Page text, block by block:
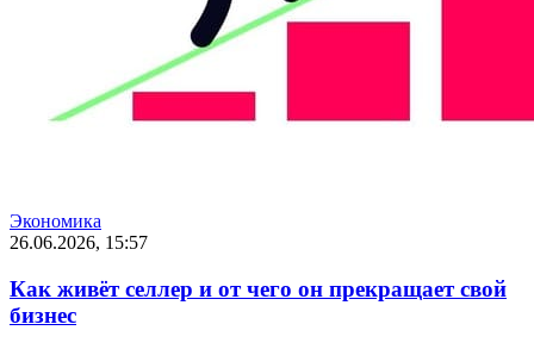
Экономика
26.06.2026, 15:57
Как живёт селлер и от чего он прекращает свой
бизнес